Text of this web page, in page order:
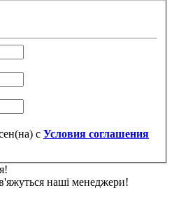
с Условия соглашения
наші менеджери!